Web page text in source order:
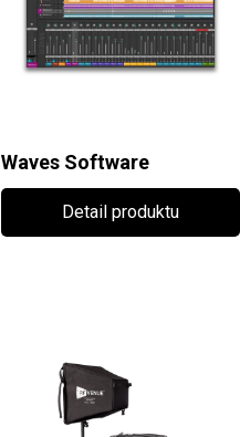
Waves Software
Detail produktu